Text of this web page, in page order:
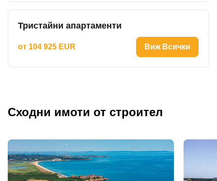
Тристайни апартаменти
от 104 925 EUR Виж Всички
Сходни имоти от строител